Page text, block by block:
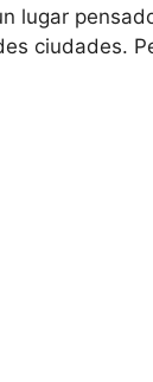
lugar
ciudades.